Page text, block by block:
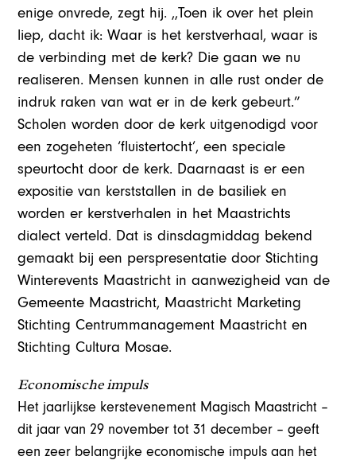
enige onvrede, zegt hij. ,,Toen ik over het plein
liep, dacht ik: Waar is het kerstverhaal, waar is
de verbinding met de kerk? Die gaan we nu
realiseren. Mensen kunnen in alle rust onder de
indruk raken van wat er in de kerk gebeurt.”
Scholen worden door de kerk uitgenodigd voor
een zogeheten ‘fluistertocht’, een speciale
speurtocht door de kerk. Daarnaast is er een
expositie van kerststallen in de basiliek en
worden er kerstverhalen in het Maastrichts
dialect verteld. Dat is dinsdagmiddag bekend
gemaakt bij een perspresentatie door Stichting
Winterevents Maastricht in aanwezigheid van de
Gemeente Maastricht, Maastricht Marketing
Stichting Centrummanagement Maastricht en
Stichting Cultura Mosae.
Economische impuls
Het jaarlijkse kerstevenement Magisch Maastricht –
dit jaar van 29 november tot 31 december – geeft
een zeer belangrijke economische impuls aan het